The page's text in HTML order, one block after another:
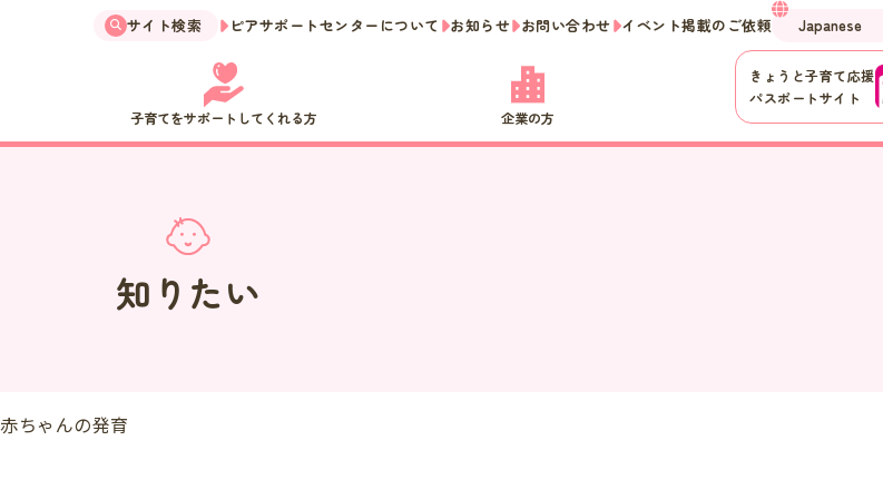
子育てをサポートしてくれる方 企業の方
サイト検索 ピアサポートセンターについて お知らせ お問い合わせ イベント掲載のご依頼
きょうと子育て応援
パスポートサイト
知りたい
赤ちゃんの発育